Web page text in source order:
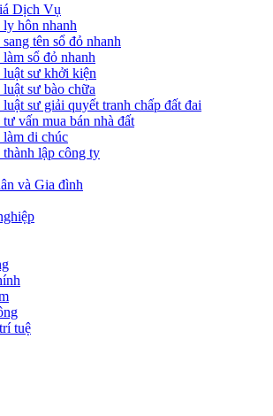
Dịch Vụ
hôn nhanh
tên sổ đỏ nhanh
sổ đỏ nhanh
sư khởi kiện
sư bào chữa
sư giải quyết tranh chấp đất đai
vấn mua bán nhà đất
di chúc
lập công ty
và Gia đình
tuệ